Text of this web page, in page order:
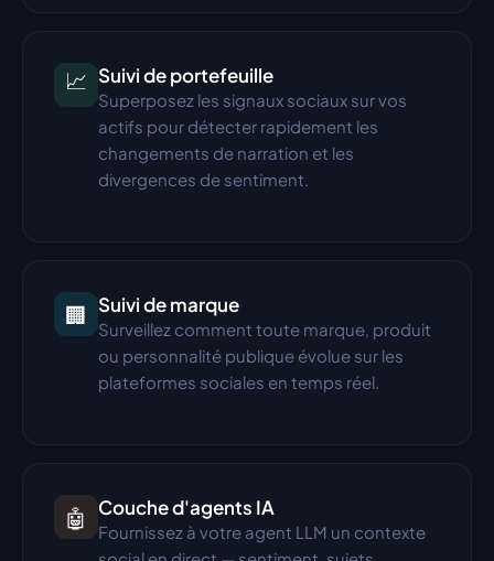
📈 Suivi de portefeuille
Superposez les signaux sociaux sur vos
actifs pour détecter rapidement les
changements de narration et les
divergences de sentiment.
🏢 Suivi de marque
Surveillez comment toute marque, produit
ou personnalité publique évolue sur les
plateformes sociales en temps réel.
🤖 Couche d'agents IA
Fournissez à votre agent LLM un contexte